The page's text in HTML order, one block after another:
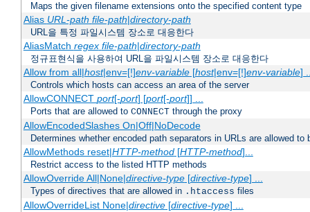
Maps the given filename extensions onto the specified content type
Alias URL-path file-path|directory-path
URL을 특정 파일시스템 장소로 대응한다
AliasMatch regex file-path|directory-path
정규표현식을 사용하여 URL을 파일시스템 장소로 대응한다
Allow from all|host|env=[!]env-variable[host|env=[!]env-variable]
Controls which hosts can access an area of the server
AllowCONNECT port[-port] [port[-port]] ...
Ports that are allowed to CONNECT through the proxy
AllowEncodedSlashes On|Off|NoDecode
Determines whether encoded path separators in URLs are allowed to
AllowMethods reset|HTTP-method[HTTP-method]...
Restrict access to the listed HTTP methods
AllowOverride All|None|directive-type[directive-type] ...
Types of directives that are allowed in .htaccess files
AllowOverrideList None|directive[directive-type] ...